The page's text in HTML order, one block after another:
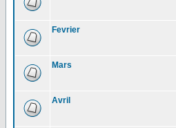
Fevrier
Mars
Avril